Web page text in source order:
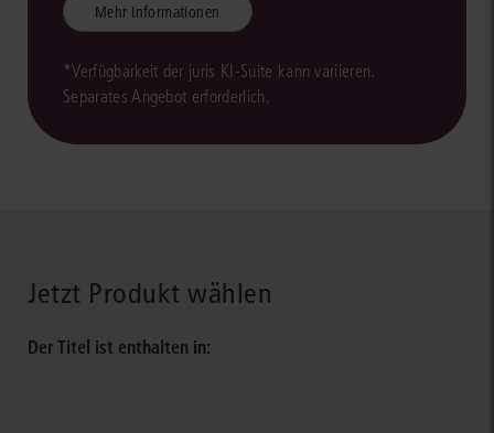
Mehr Informationen
*Verfügbarkeit der juris KI-Suite kann variieren.
Separates Angebot erforderlich.
Jetzt Produkt wählen
Der Titel ist enthalten in: